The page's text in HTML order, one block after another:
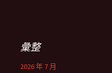
彙整
2026 年 7 月